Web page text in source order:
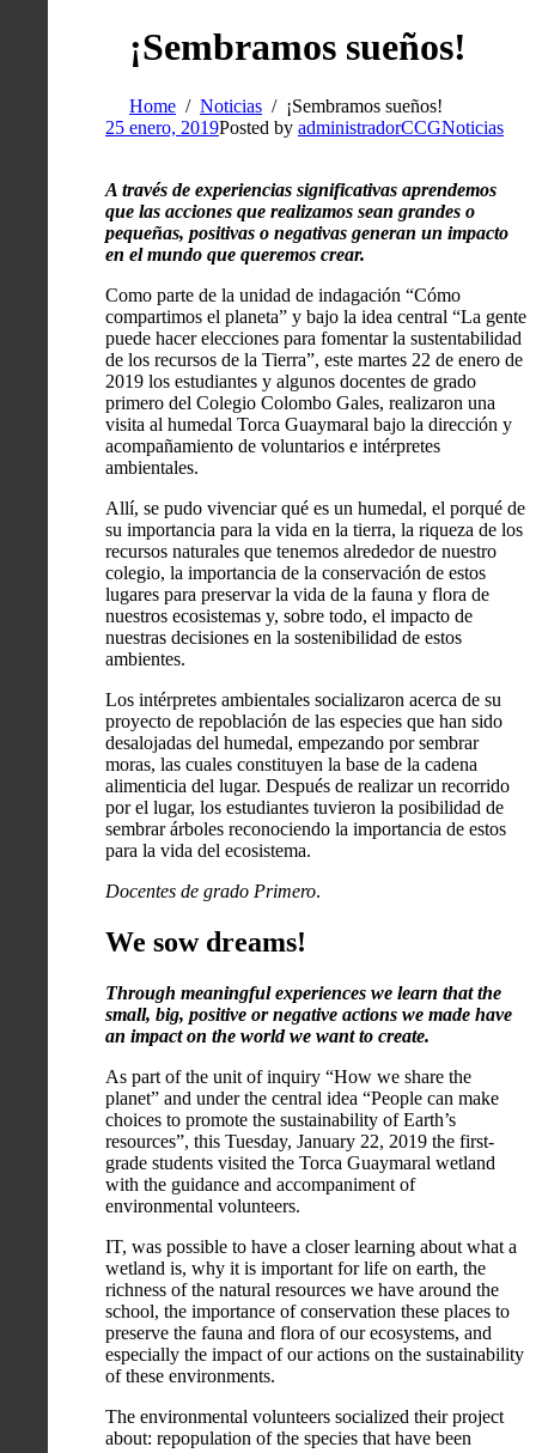
¡Sembramos sueños!
Home Noticias
¡Sembramos sueños!
25 enero, 2019Posted by administradorCCGNoticias
A través de experiencias significativas aprendemos
que las acciones que realizamos sean grandes o
pequeñas, positivas o negativas generan un impacto
en el mundo que queremos crear.
Como parte de la unidad de indagación “Cómo
compartimos el planeta” y bajo la idea central “La gente
puede hacer elecciones para fomentar la sustentabilidad
de los recursos de la Tierra”, este martes 22 de enero de
2019 los estudiantes y algunos docentes de grado
primero del Colegio Colombo Gales, realizaron una
visita al humedal Torca Guaymaral bajo la dirección y
acompañamiento de voluntarios e intérpretes
ambientales.
Allí, se pudo vivenciar qué es un humedal, el porqué de
su importancia para la vida en la tierra, la riqueza de los
recursos naturales que tenemos alrededor de nuestro
colegio, la importancia de la conservación de estos
lugares para preservar la vida de la fauna y flora de
nuestros ecosistemas y, sobre todo, el impacto de
nuestras decisiones en la sostenibilidad de estos
ambientes.
Los intérpretes ambientales socializaron acerca de su
proyecto de repoblación de las especies que han sido
desalojadas del humedal, empezando por sembrar
moras, las cuales constituyen la base de la cadena
alimenticia del lugar. Después de realizar un recorrido
por el lugar, los estudiantes tuvieron la posibilidad de
sembrar árboles reconociendo la importancia de estos
para la vida del ecosistema.
Docentes de grado Primero.
We sow dreams!
Through meaningful experiences we learn that the
small, big, positive or negative actions we made have
an impact on the world we want to create.
As part of the unit of inquiry “How we share the
planet” and under the central idea “People can make
choices to promote the sustainability of Earth’s
resources”, this Tuesday, January 22, 2019 the first-
grade students visited the Torca Guaymaral wetland
with the guidance and accompaniment of
environmental volunteers.
IT, was possible to have a closer learning about what a
wetland is, why it is important for life on earth, the
richness of the natural resources we have around the
school, the importance of conservation these places to
preserve the fauna and flora of our ecosystems, and
especially the impact of our actions on the sustainability
of these environments.
The environmental volunteers socialized their project
about: repopulation of the species that have been